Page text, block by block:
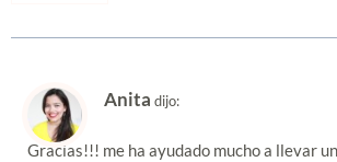
Anita dijo:
Gracias!!! me ha ayudado mucho a llevar